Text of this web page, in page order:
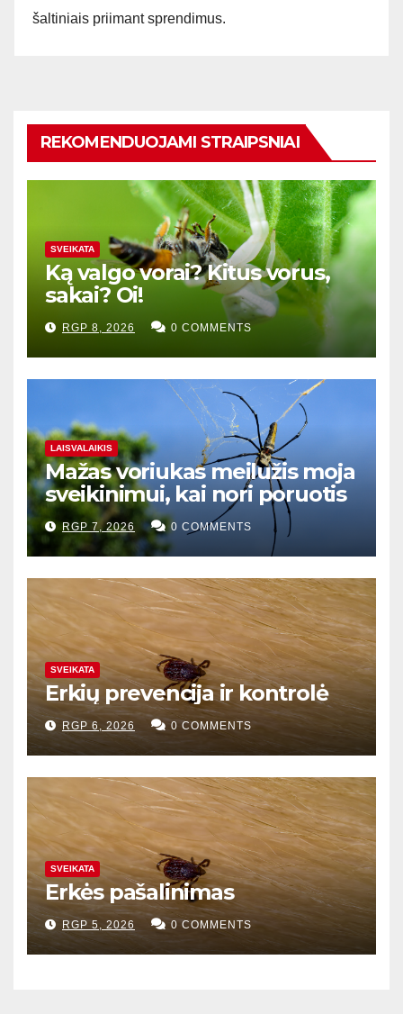
šaltiniais priimant sprendimus.
REKOMENDUOJAMI STRAIPSNIAI
SVEIKATA
Ką valgo vorai? Kitus vorus,
sakai? Oi!
RGP 8, 2026 0 COMMENTS
LAISVALAIKIS
Mažas voriukas meilužis moja
sveikinimui, kai nori poruotis
RGP 7, 2026 0 COMMENTS
SVEIKATA
Erkių prevencija ir kontrolė
RGP 6, 2026 0 COMMENTS
SVEIKATA
Erkės pašalinimas
RGP 5, 2026 0 COMMENTS